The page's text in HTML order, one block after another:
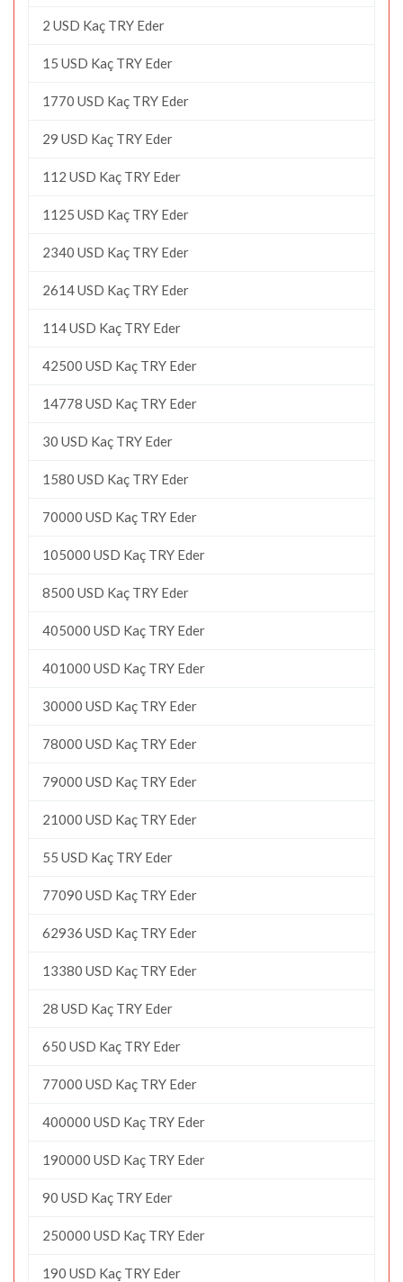
2 USD Kaç TRY Eder
15 USD Kaç TRY Eder
1770 USD Kaç TRY Eder
29 USD Kaç TRY Eder
112 USD Kaç TRY Eder
1125 USD Kaç TRY Eder
2340 USD Kaç TRY Eder
2614 USD Kaç TRY Eder
114 USD Kaç TRY Eder
42500 USD Kaç TRY Eder
14778 USD Kaç TRY Eder
30 USD Kaç TRY Eder
1580 USD Kaç TRY Eder
70000 USD Kaç TRY Eder
105000 USD Kaç TRY Eder
8500 USD Kaç TRY Eder
405000 USD Kaç TRY Eder
401000 USD Kaç TRY Eder
30000 USD Kaç TRY Eder
78000 USD Kaç TRY Eder
79000 USD Kaç TRY Eder
21000 USD Kaç TRY Eder
55 USD Kaç TRY Eder
77090 USD Kaç TRY Eder
62936 USD Kaç TRY Eder
13380 USD Kaç TRY Eder
28 USD Kaç TRY Eder
650 USD Kaç TRY Eder
77000 USD Kaç TRY Eder
400000 USD Kaç TRY Eder
190000 USD Kaç TRY Eder
90 USD Kaç TRY Eder
250000 USD Kaç TRY Eder
190 USD Kaç TRY Eder